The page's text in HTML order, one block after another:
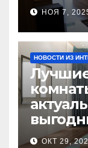
НОЯ 7,
НОВОСТИ ИЗ
ОКТ 29,